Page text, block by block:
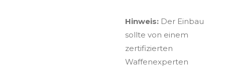
Hinweis: Der Einbau
sollte von einem
zertifizierten
Waffenexperten